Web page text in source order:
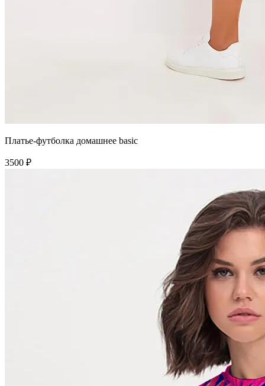
Платье-футболка домашнее basic
3500 ₽